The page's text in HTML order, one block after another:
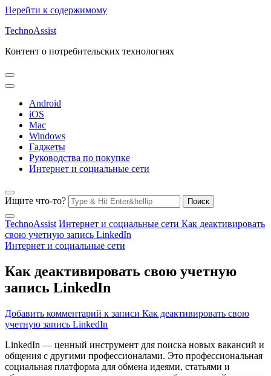
Перейти к содержимому
TechnoAssist
Контент о потребительских технологиях
Android
iOS
Mac
Windows
Гаджеты
Руководства по покупке
Интернет и социальные сети
Ищите что-то?
TechnoAssist Интернет и социальные сети Как деактивировать
свою учетную запись LinkedIn
Интернет и социальные сети
Как деактивировать свою учетную
запись LinkedIn
Добавить комментарий к записи Как деактивировать свою
учетную запись LinkedIn
LinkedIn — ценный инструмент для поиска новых вакансий и
общения с другими профессионалами. Это профессиональная
социальная платформа для обмена идеями, статьями и